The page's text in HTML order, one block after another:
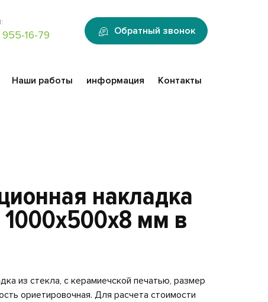
16-79 Обратный звонок
Наши работы информация Контакты
накладка
1000x500x8 мм в
из стекла, с керамиечской печатью, размер
ориетировочная. Для расчета стоимости